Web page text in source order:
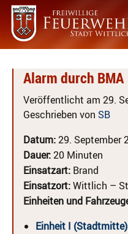
Alarm durch BMA
Veröffentlicht am 29.
Geschrieben von SB
Datum:29. September
Dauer:20 Minuten
Einsatzart: Brand
Einsatzort:Wittlich –
Einheiten und
Einheit I (Stadtmitte)